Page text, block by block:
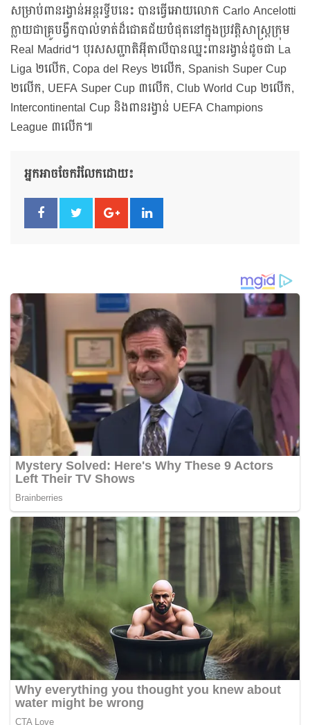
សម្រាប់ពានរង្វាន់អន្តរទ្វីបនេះ បានធ្វើអោយលោក Carlo Ancelotti
ក្លាយជាគ្រូបង្វឹកបាល់ទាត់ដ៏ជោគជ័យបំផុតនៅក្នុងប្រវត្តិសាស្ត្រក្រុម
Real Madrid។ បុរសសញ្ជាតិអ៊ីតាលីបានឈ្នះពានរង្វាន់ដូចជា La
Liga ២លើក, Copa del Reys ២លើក, Spanish Super Cup
២លើក, UEFA Super Cup ៣លើក, Club World Cup ២លើក,
Intercontinental Cup និងពានរង្វាន់ UEFA Champions
League ៣លើក៕
អ្នកអាចចែករំលែកដោយ៖